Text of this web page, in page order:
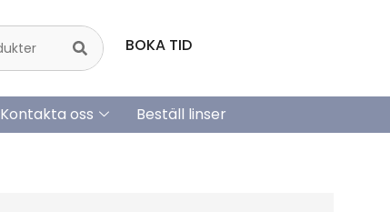
BOKA TID
Kontakta oss Beställ linser